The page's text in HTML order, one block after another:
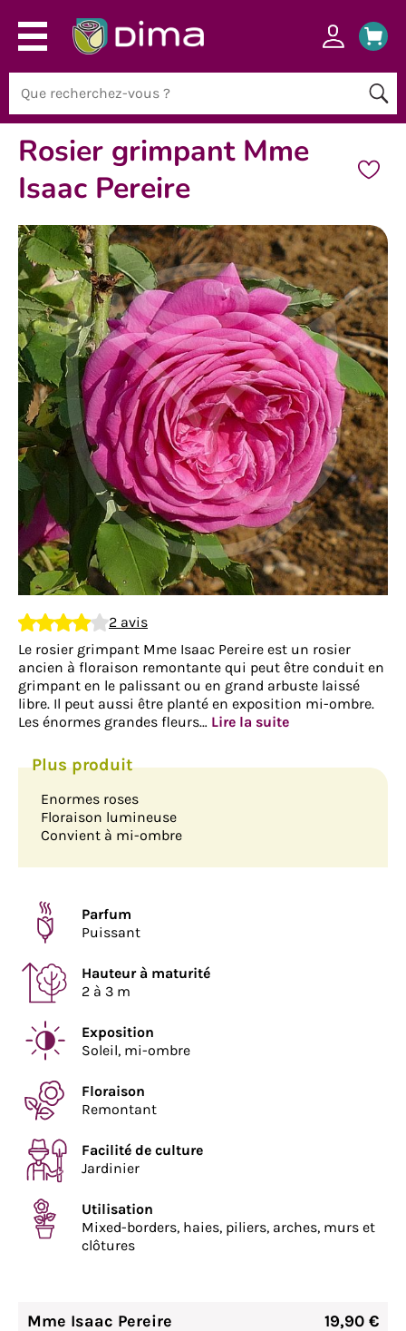
Rosier grimpant Mme
Isaac Pereire
2 avis
Le rosier grimpant Mme Isaac Pereire est un rosier
ancien à floraison remontante qui peut être conduit en
grimpant en le palissant ou en grand arbuste laissé
libre. Il peut aussi être planté en exposition mi-ombre.
Les énormes grandes fleurs… Lire la suite
Enormes roses
Floraison lumineuse
Convient à mi-ombre
Parfum
Puissant
Hauteur à maturité
2 à 3 m
Exposition
Soleil, mi-ombre
Floraison
Remontant
Facilité de culture
Jardinier
Utilisation
Mixed-borders, haies, piliers, arches, murs et
clôtures
Mme Isaac Pereire
19,90 €